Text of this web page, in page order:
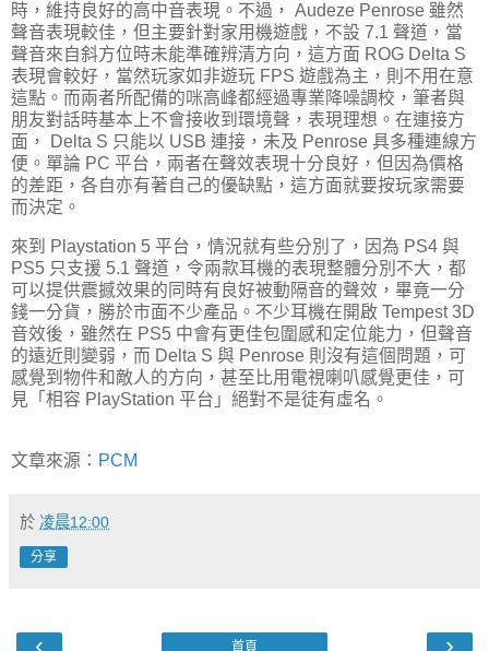
時，維持良好的高中音表現。不過， Audeze Penrose 雖然
聲音表現較佳，但主要針對家用機遊戲，不設 7.1 聲道，當
聲音來自斜方位時未能準確辨清方向，這方面 ROG Delta S
表現會較好，當然玩家如非遊玩 FPS 遊戲為主，則不用在意
這點。而兩者所配備的咪高峰都經過專業降噪調校，筆者與
朋友對話時基本上不會接收到環境聲，表現理想。在連接方
面， Delta S 只能以 USB 連接，未及 Penrose 具多種連線方
便。單論 PC 平台，兩者在聲效表現十分良好，但因為價格
的差距，各自亦有著自己的優缺點，這方面就要按玩家需要
而決定。
來到 Playstation 5 平台，情況就有些分別了，因為 PS4 與
PS5 只支援 5.1 聲道，令兩款耳機的表現整體分別不大，都
可以提供震撼效果的同時有良好被動隔音的聲效，畢竟一分
錢一分貨，勝於市面不少產品。不少耳機在開啟 Tempest 3D
音效後，雖然在 PS5 中會有更佳包圍感和定位能力，但聲音
的遠近則變弱，而 Delta S 與 Penrose 則沒有這個問題，可
感覺到物件和敵人的方向，甚至比用電視喇叭感覺更佳，可
見「相容 PlayStation 平台」絕對不是徒有虛名。
文章來源： PCM
於 凌晨12:00
分享
‹ ›
首頁